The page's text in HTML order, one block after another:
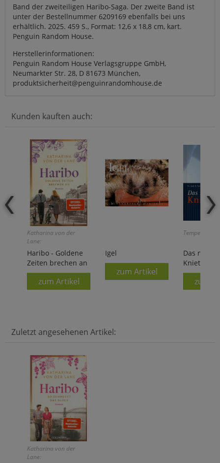
Band der zweiteiligen Haribo-Saga. Der zweite Band ist
unter der Bestellnummer 6209169 ebenfalls bei uns
erhältlich. 2025. 459 S., Format: 12,6 x 18,8 cm, kart.
Penguin Random House.
Herstellerinformationen:
Penguin Random House Verlagsgruppe GmbH,
Neumarkter Str. 28, D 81673 München,
produktsicherheit@penguinrandomhouse.de
Kunden kauften auch:
Katharina von der
Lane:
Haribo - Goldene
Zeiten brechen an
zum Artikel
Igel
zum Artikel
Tempelhof/
Das neue
zum
Zuletzt angesehenen Artikel:
Katharina von der
Lane: